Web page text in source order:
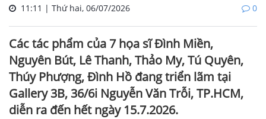
11:11 | Thứ hai, 06/07/2026 0
Các tác phẩm của 7 họa sĩ Đình Miền,
Nguyên Bút, Lê Thanh, Thảo My, Tú Quyên,
Thúy Phượng, Đình Hồ đang triển lãm tại
Gallery 3B, 36/6i Nguyễn Văn Trỗi, TP.HCM,
diễn ra đến hết ngày 15.7.2026.